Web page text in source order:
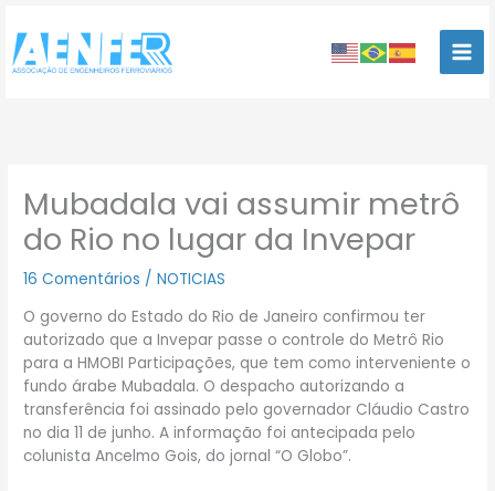
para
conteúdo
Mubadala vai assumir metrô
do Rio no lugar da Invepar
16 Comentários /NOTICIAS
O governo do Estado do Rio de Janeiro confirmou ter
autorizado que a Invepar passe o controle do Metrô Rio
para a HMOBI Participações, que tem como interveniente o
fundo árabe Mubadala. O despacho autorizando a
transferência foi assinado pelo governador Cláudio Castro
no dia 11 de junho. A informação foi antecipada pelo
colunista Ancelmo Gois, do jornal “O Globo”.